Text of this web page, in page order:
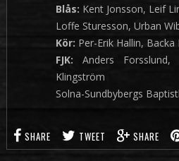
Blås: Kent Jonsson, Leif
Loffe Sturesson, Urban
Kör: Per-Erik Hallin,
FJK: Anders Forsslund,
Klingström
Solna-Sundbybergs
SHARE TWEET SHARE